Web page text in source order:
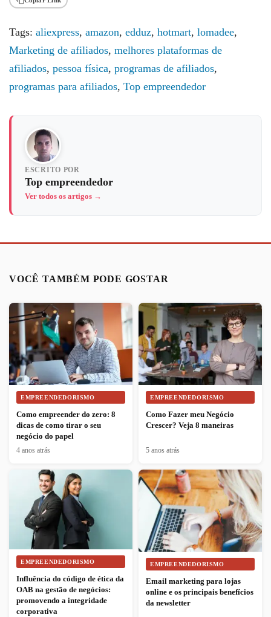
Tags: aliexpress, amazon, edduz, hotmart, lomadee,
Marketing de afiliados, melhores plataformas de
afiliados, pessoa física, programas de afiliados,
programas para afiliados, Top empreendedor
ESCRITO POR
Top empreendedor
Ver todos os artigos →
VOCÊ TAMBÉM PODE GOSTAR
EMPREENDEDORISMO
Como empreender do zero: 8
dicas de como tirar o seu
negócio do papel
4 anos atrás
EMPREENDEDORISMO
Como Fazer meu Negócio
Crescer? Veja 8 maneiras
5 anos atrás
EMPREENDEDORISMO
Influência do código de ética da
OAB na gestão de negócios:
promovendo a integridade
corporativa
EMPREENDEDORISMO
Email marketing para lojas
online e os principais benefícios
da newsletter